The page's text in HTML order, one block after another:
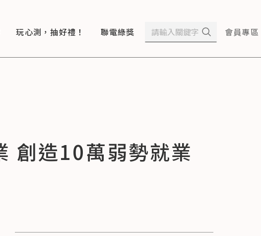
玩心測，抽好禮！ 聯電綠獎 會員專區
創造10萬弱勢就業